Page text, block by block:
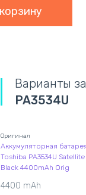
Варианты
PA3534U
Оригинал
Аккумуляторная
Toshiba PA3534U
Black 4400mAh Orig
4400 mAh